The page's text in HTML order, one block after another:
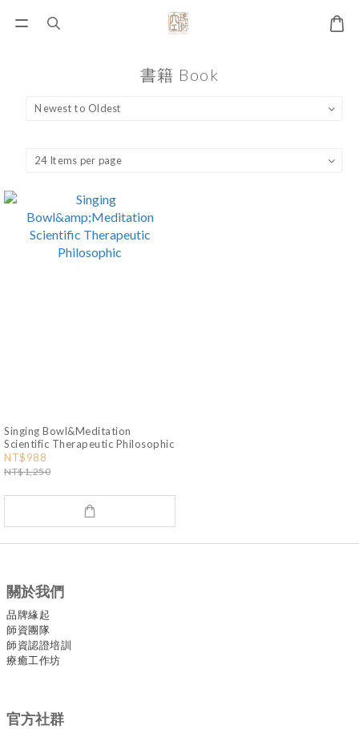
書籍 Book
Singing Bowl&Meditation
Scientific Therapeutic Philosophic
NT$988
NT$1,250
關於我們
品牌緣起
師資團隊
師資認證培訓
療癒工作坊
官方社群